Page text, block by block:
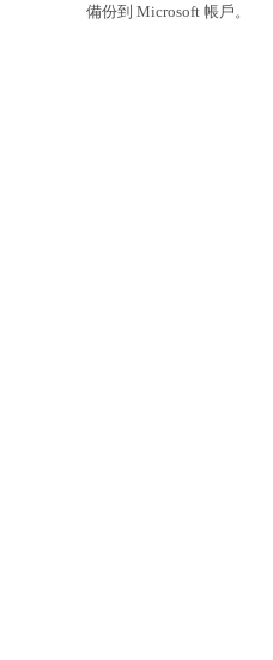
備份到 Microsoft 帳戶。